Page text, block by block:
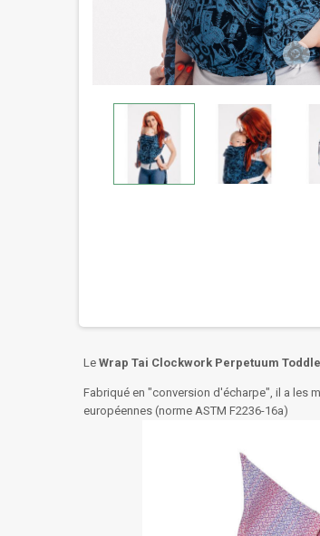
Le Wrap Tai Clockwork Perpetuum
Fabriqué en "conversion d'écharpe", il a les
européennes (norme ASTM F2236-16a)